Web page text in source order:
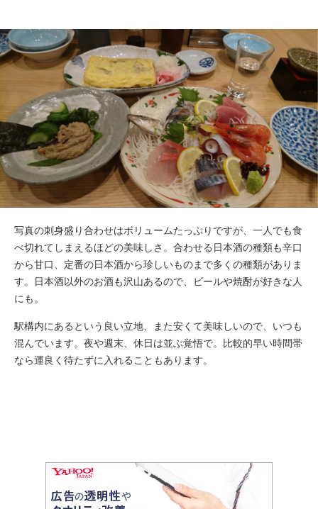
写真の刺身盛り合わせはボリュームたっぷりですが、一人でも食
べ切れてしまえるほどの美味しさ。合わせる日本酒の種類も辛口
から甘口、定番の日本酒から珍しいものまで多くの種類がありま
す。日本酒以外のお酒も沢山あるので、ビールや焼酎が好きな人
にも。
駅構内にあるという良い立地、また安くて美味しいので、いつも
混んでいます。夜や週末、休日は並ぶ覚悟で。比較的早い時間帯
なら運良く待たずに入れることもあります。